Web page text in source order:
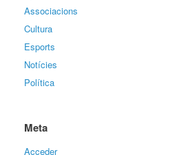
Associacions
Cultura
Esports
Notícies
Política
Meta
Acceder